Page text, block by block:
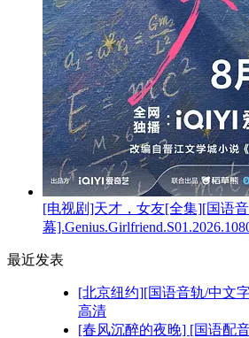
[电视剧]天才，女友[全集][国语
幕
最近发表
[北京纽约][国语音轨/中文
高清
[春风沉醉的夜晚] [国语配